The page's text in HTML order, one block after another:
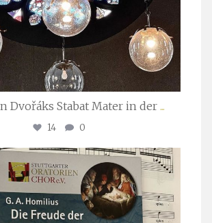
Dvořáks Stabat Mater in der ...
14 0
stuttgarter_oratorienchor
Nov. 29